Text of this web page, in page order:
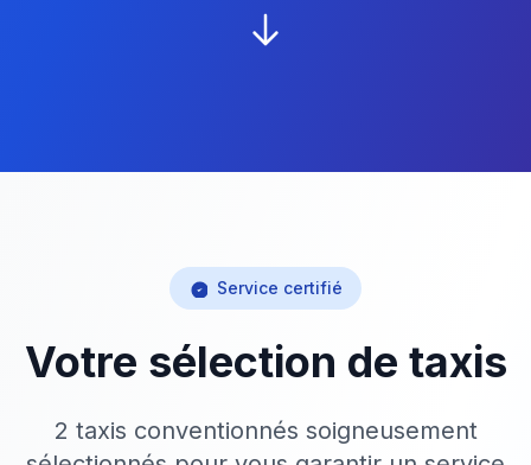
Service certifié
Votre sélection de taxis
2 taxis conventionnés soigneusement